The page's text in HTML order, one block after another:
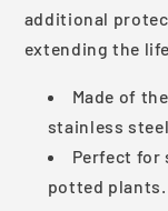
additional
extending the
Made of
stainless steel
Perfect for
potted plants.